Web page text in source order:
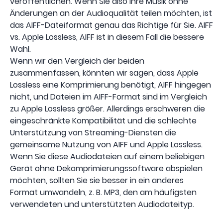
Änderungen an der Audioqualität teilen möchten, ist
das AIFF-Dateiformat genau das Richtige für Sie. AIFF
vs. Apple Lossless, AIFF ist in diesem Fall die bessere
Wahl.
Wenn wir den Vergleich der beiden
zusammenfassen, könnten wir sagen, dass Apple
Lossless eine Komprimierung benötigt, AIFF hingegen
nicht, und Dateien im AIFF-Format sind im Vergleich
zu Apple Lossless größer. Allerdings erschweren die
eingeschränkte Kompatibilität und die schlechte
Unterstützung von Streaming-Diensten die
gemeinsame Nutzung von AIFF und Apple Lossless.
Wenn Sie diese Audiodateien auf einem beliebigen
Gerät ohne Dekomprimierungssoftware abspielen
möchten, sollten Sie sie besser in ein anderes
Format umwandeln, z. B. MP3, den am häufigsten
verwendeten und unterstützten Audiodateityp.